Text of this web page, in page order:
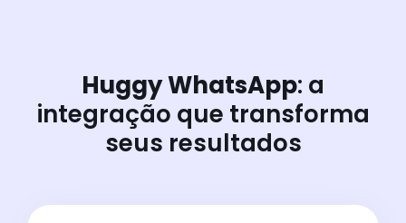
Huggy WhatsApp: a
integração que transforma
seus resultados